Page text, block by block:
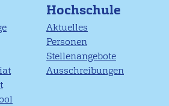
Hochschule
Aktuelles
Personen
Stellenangebote
Ausschreibungen